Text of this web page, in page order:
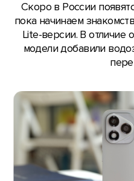
Скоро в России
пока начинаем
Lite-версии. В отличие
модели добавили